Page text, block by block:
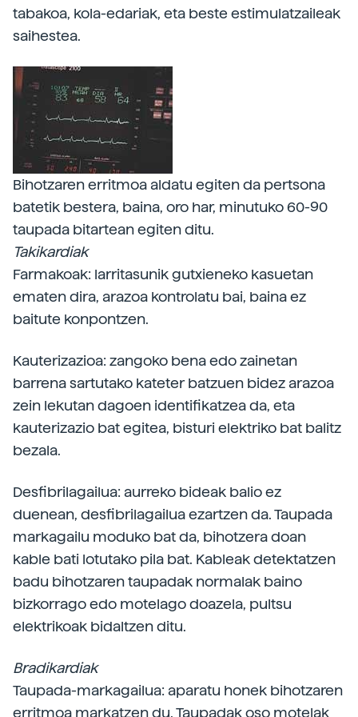
tabakoa, kola-edariak, eta beste estimulatzaileak
saihestea.
Bihotzaren erritmoa aldatu egiten da pertsona
batetik bestera, baina, oro har, minutuko 60-90
taupada bitartean egiten ditu.
Takikardiak
Farmakoak: larritasunik gutxieneko kasuetan
ematen dira, arazoa kontrolatu bai, baina ez
baitute konpontzen.
Kauterizazioa: zangoko bena edo zainetan
barrena sartutako kateter batzuen bidez arazoa
zein lekutan dagoen identifikatzea da, eta
kauterizazio bat egitea, bisturi elektriko bat balitz
bezala.
Desfibrilagailua: aurreko bideak balio ez
duenean, desfibrilagailua ezartzen da. Taupada
markagailu moduko bat da, bihotzera doan
kable bati lotutako pila bat. Kableak detektatzen
badu bihotzaren taupadak normalak baino
bizkorrago edo motelago doazela, pultsu
elektrikoak bidaltzen ditu.
Bradikardiak
Taupada-markagailua: aparatu honek bihotzaren
erritmoa markatzen du. Taupadak oso motelak